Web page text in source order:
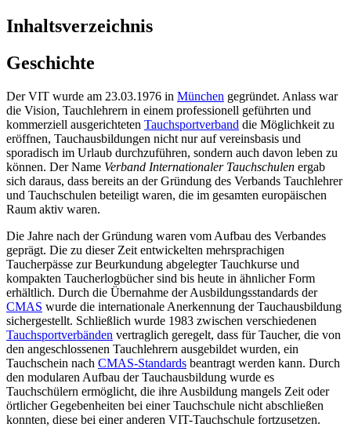
Inhaltsverzeichnis
Geschichte
Der VIT wurde am 23.03.1976 in München gegründet. Anlass war
die Vision, Tauchlehrern in einem professionell geführten und
kommerziell ausgerichteten Tauchsportverband die Möglichkeit zu
eröffnen, Tauchausbildungen nicht nur auf vereinsbasis und
sporadisch im Urlaub durchzuführen, sondern auch davon leben zu
können. Der Name Verband Internationaler Tauchschulen ergab
sich daraus, dass bereits an der Gründung des Verbands Tauchlehrer
und Tauchschulen beteiligt waren, die im gesamten europäischen
Raum aktiv waren.
Die Jahre nach der Gründung waren vom Aufbau des Verbandes
geprägt. Die zu dieser Zeit entwickelten mehrsprachigen
Taucherpässe zur Beurkundung abgelegter Tauchkurse und
kompakten Taucherlogbücher sind bis heute in ähnlicher Form
erhältlich. Durch die Übernahme der Ausbildungsstandards der
CMAS wurde die internationale Anerkennung der Tauchausbildung
sichergestellt. Schließlich wurde 1983 zwischen verschiedenen
Tauchsportverbänden vertraglich geregelt, dass für Taucher, die von
den angeschlossenen Tauchlehrern ausgebildet wurden, ein
Tauchschein nach CMAS-Standards beantragt werden kann. Durch
den modularen Aufbau der Tauchausbildung wurde es
Tauchschülern ermöglicht, die ihre Ausbildung mangels Zeit oder
örtlicher Gegebenheiten bei einer Tauchschule nicht abschließen
konnten, diese bei einer anderen VIT-Tauchschule fortzusetzen.